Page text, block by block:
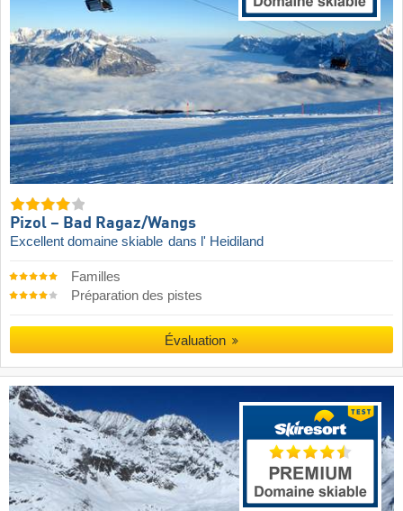
Pizol – Bad Ragaz/​Wangs
Excellent domaine skiable dans l' Heidiland
Familles
Préparation des pistes
Évaluation